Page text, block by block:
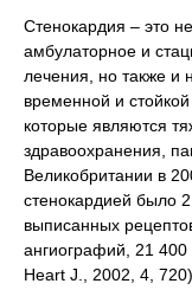
Стенокардия – это
амбулаторное и
лечения, но также и
временной и стойкой
которые являются
здравоохранения,
Великобритании в
стенокардией было
выписанных
ангиографий, 21
Heart J., 2002, 4, 720).